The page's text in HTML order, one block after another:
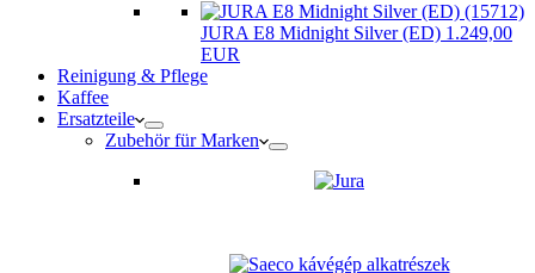
JURA E8 Midnight Silver (ED) 1.249,00
EUR
Reinigung & Pflege
Kaffee
Ersatzteile
Zubehör für Marken